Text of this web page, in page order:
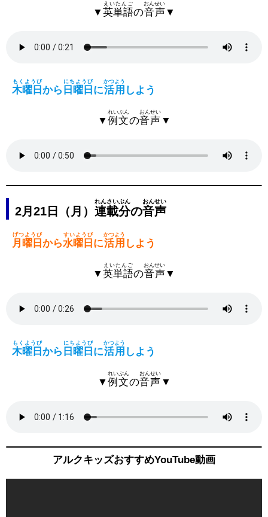
▼英単語
えいたんご
の音声
おんせい
▼
木曜日
もくようび
から 日曜日
にちようび
に活用
かつよう
しよう
▼例文
れいぶん
の音声
おんせい
▼
2月21日（月） 連載分
れんさいぶん
の音声
おんせい
月曜日
げつようび
から水曜日
すいようび
に活用
かつよう
しよう
▼英単語
えいたんご
の音声
おんせい
▼
木曜日
もくようび
から 日曜日
にちようび
に活用
かつよう
しよう
▼例文
れいぶん
の音声
おんせい
▼
アルクキッズおすすめYouTube動画